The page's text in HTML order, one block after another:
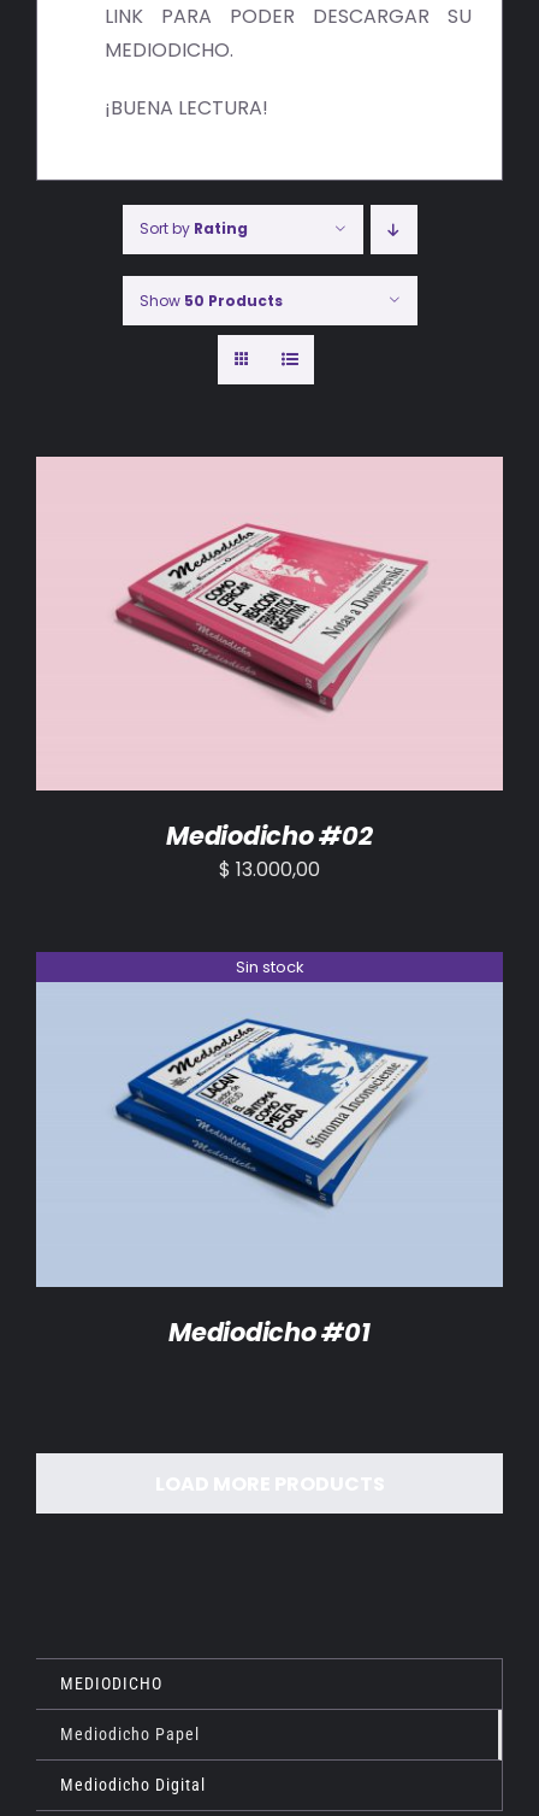
LINK PARA PODER DESCARGAR SU
MEDIODICHO.
¡BUENA LECTURA!
Sort by Rating
Show 50 Products
AÑADIR AL CARRITO / DETALLES
Mediodicho #02
$ 13.000,00
Sin stock
DETALLES
Mediodicho #01
MEDIODICHO
Mediodicho Papel
Mediodicho Digital